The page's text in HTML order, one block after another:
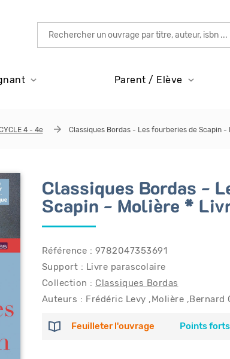
Parent / Elève
4 - 4e Classiques Bordas - Les fourberies de Scapin
Classiques Bordas -
Scapin - Molière *
Référence : 9782047353691
Support : Livre parascolaire
Collection : Classiques Bordas
Auteurs : Frédéric Levy Molière Bernard
Feuilleter l'ouvrage Points forts